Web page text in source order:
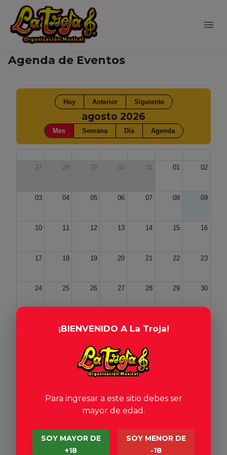
Agenda de Eventos
Hoy Anterior Siguiente
agosto 2026
Mes Semana Día Agenda
27 28 29 30 31 01 02
03 04 05 06 07 08 09
10 11 12 13 14 15 16
17 18 19 20 21 22 23
24 25 26 27 28 29 30
¡BIENVENIDO A La Troja!
Para ingresar a este sitio debes ser
mayor de edad.
SOY MAYOR DE
+18
SOY MENOR DE
-18